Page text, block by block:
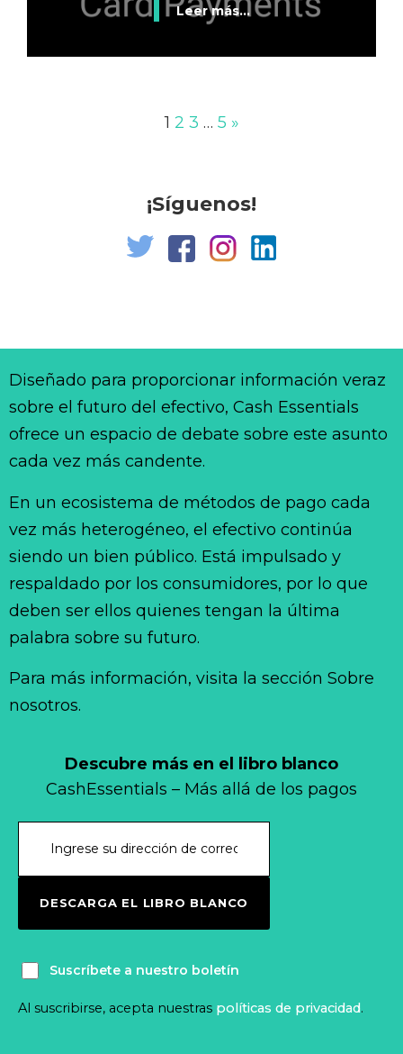
Leer más...
1 2 3 … 5 »
¡Síguenos!
Descubre más en el libro blanco
CashEssentials – Más allá de los pagos
DESCARGA EL LIBRO BLANCO
Suscríbete a nuestro boletín
Al suscribirse, acepta nuestras políticas de privacidad.
Diseñado para proporcionar información veraz
sobre el futuro del efectivo, Cash Essentials
ofrece un espacio de debate sobre este asunto
cada vez más candente.
En un ecosistema de métodos de pago cada
vez más heterogéneo, el efectivo continúa
siendo un bien público. Está impulsado y
respaldado por los consumidores, por lo que
deben ser ellos quienes tengan la última
palabra sobre su futuro.
Para más información, visita la sección Sobre
nosotros.